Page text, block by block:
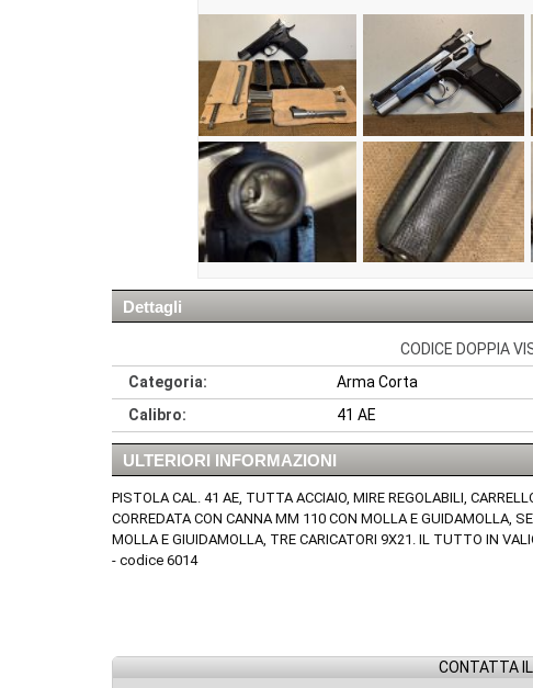
Dettagli
CODICE DOPPIA
Categoria:
Arma Corta
Calibro:
41 AE
ULTERIORI INFORMAZIONI
PISTOLA CAL. 41 AE, TUTTA ACCIAIO, MIRE REGOLABILI,
CORREDATA CON CANNA MM 110 CON MOLLA E GUIDAMOLLA,
MOLLA E GIUIDAMOLLA, TRE CARICATORI 9X21. IL TUTTO IN
- codice 6014
CONTATTA